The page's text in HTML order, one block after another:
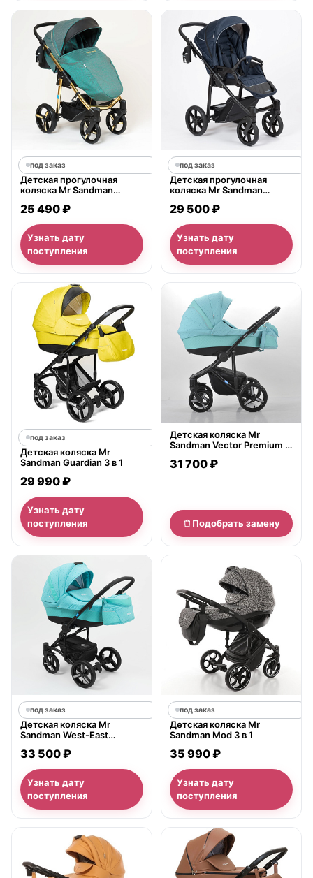
под заказ
Детская прогулочная
коляска Mr Sandman
25 490 ₽
Узнать дату
поступления
под заказ
Детская прогулочная
коляска Mr Sandman
29 500 ₽
Узнать дату
поступления
под заказ
Детская коляска Mr
Sandman Guardian 3 в 1
29 990 ₽
Узнать дату
поступления
нет в продаже
Детская коляска Mr
Sandman Vector Premium 3
31 700 ₽
Подобрать замену
под заказ
Детская коляска Mr
Sandman West-East
ткань+экокожа
33 500 ₽
Узнать дату
поступления
под заказ
Детская коляска Mr
Sandman Mod 3 в 1
35 990 ₽
Узнать дату
поступления